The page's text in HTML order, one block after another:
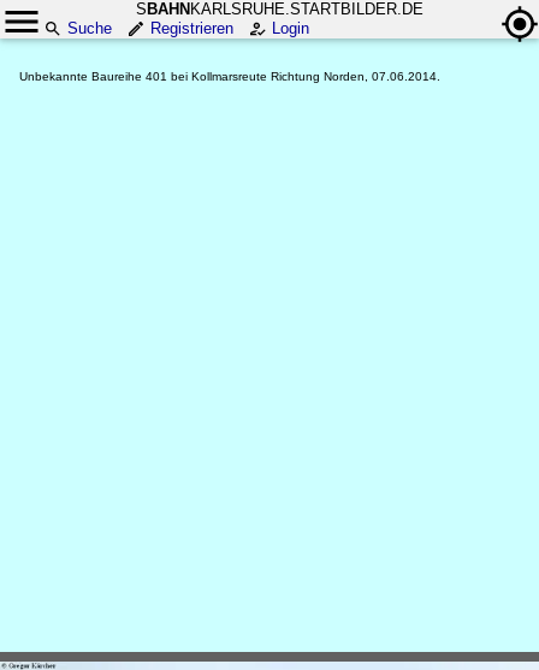
S BAHN KARLSRUHE.STARTBILDER.DE
Suche
Registrieren Login
Unbekannte Baureihe 401 bei Kollmarsreute Richtung Norden, 07.06.2014.